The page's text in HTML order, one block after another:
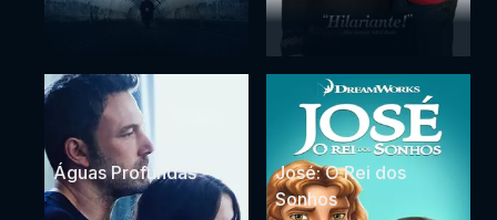
Águas Profundas
José: O Rei dos
Sonhos